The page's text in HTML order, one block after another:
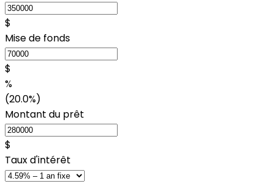
$
Mise de fonds
$
%
(20.0%)
Montant du prêt
$
Taux d'intérêt